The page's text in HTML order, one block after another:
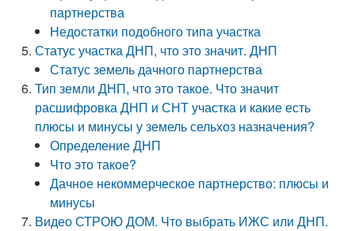
партнерства
Недостатки подобного типа участка
Статус участка ДНП, что это значит. ДНП
Статус земель дачного партнерства
Тип земли ДНП, что это такое. Что значит
расшифровка ДНП и СНТ участка и какие есть
плюсы и минусы у земель сельхоз назначения?
Определение ДНП
Что это такое?
Дачное некоммерческое партнерство: плюсы и
минусы
Видео СТРОЮ ДОМ. Что выбрать ИЖС или ДНП.